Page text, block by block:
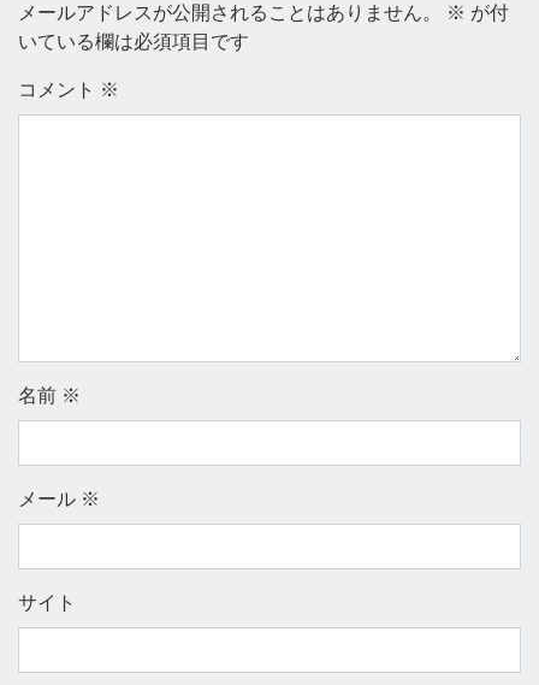
メールアドレスが公開されることはありません。 ※ が付
いている欄は必須項目です
コメント ※
名前 ※
メール ※
サイト